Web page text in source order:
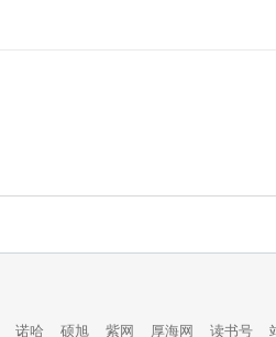
诺哈 硕旭 紫网 厚海网 读书号